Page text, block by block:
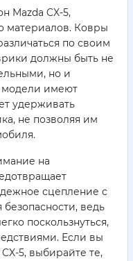
Mazda CX-5,
материалов. Ковры
по своим
должны быть не
но и
имеют
удерживать
не позволяя им
на
сцепление с
ведь
поскользнуться,
Если вы
5, выбирайте те,